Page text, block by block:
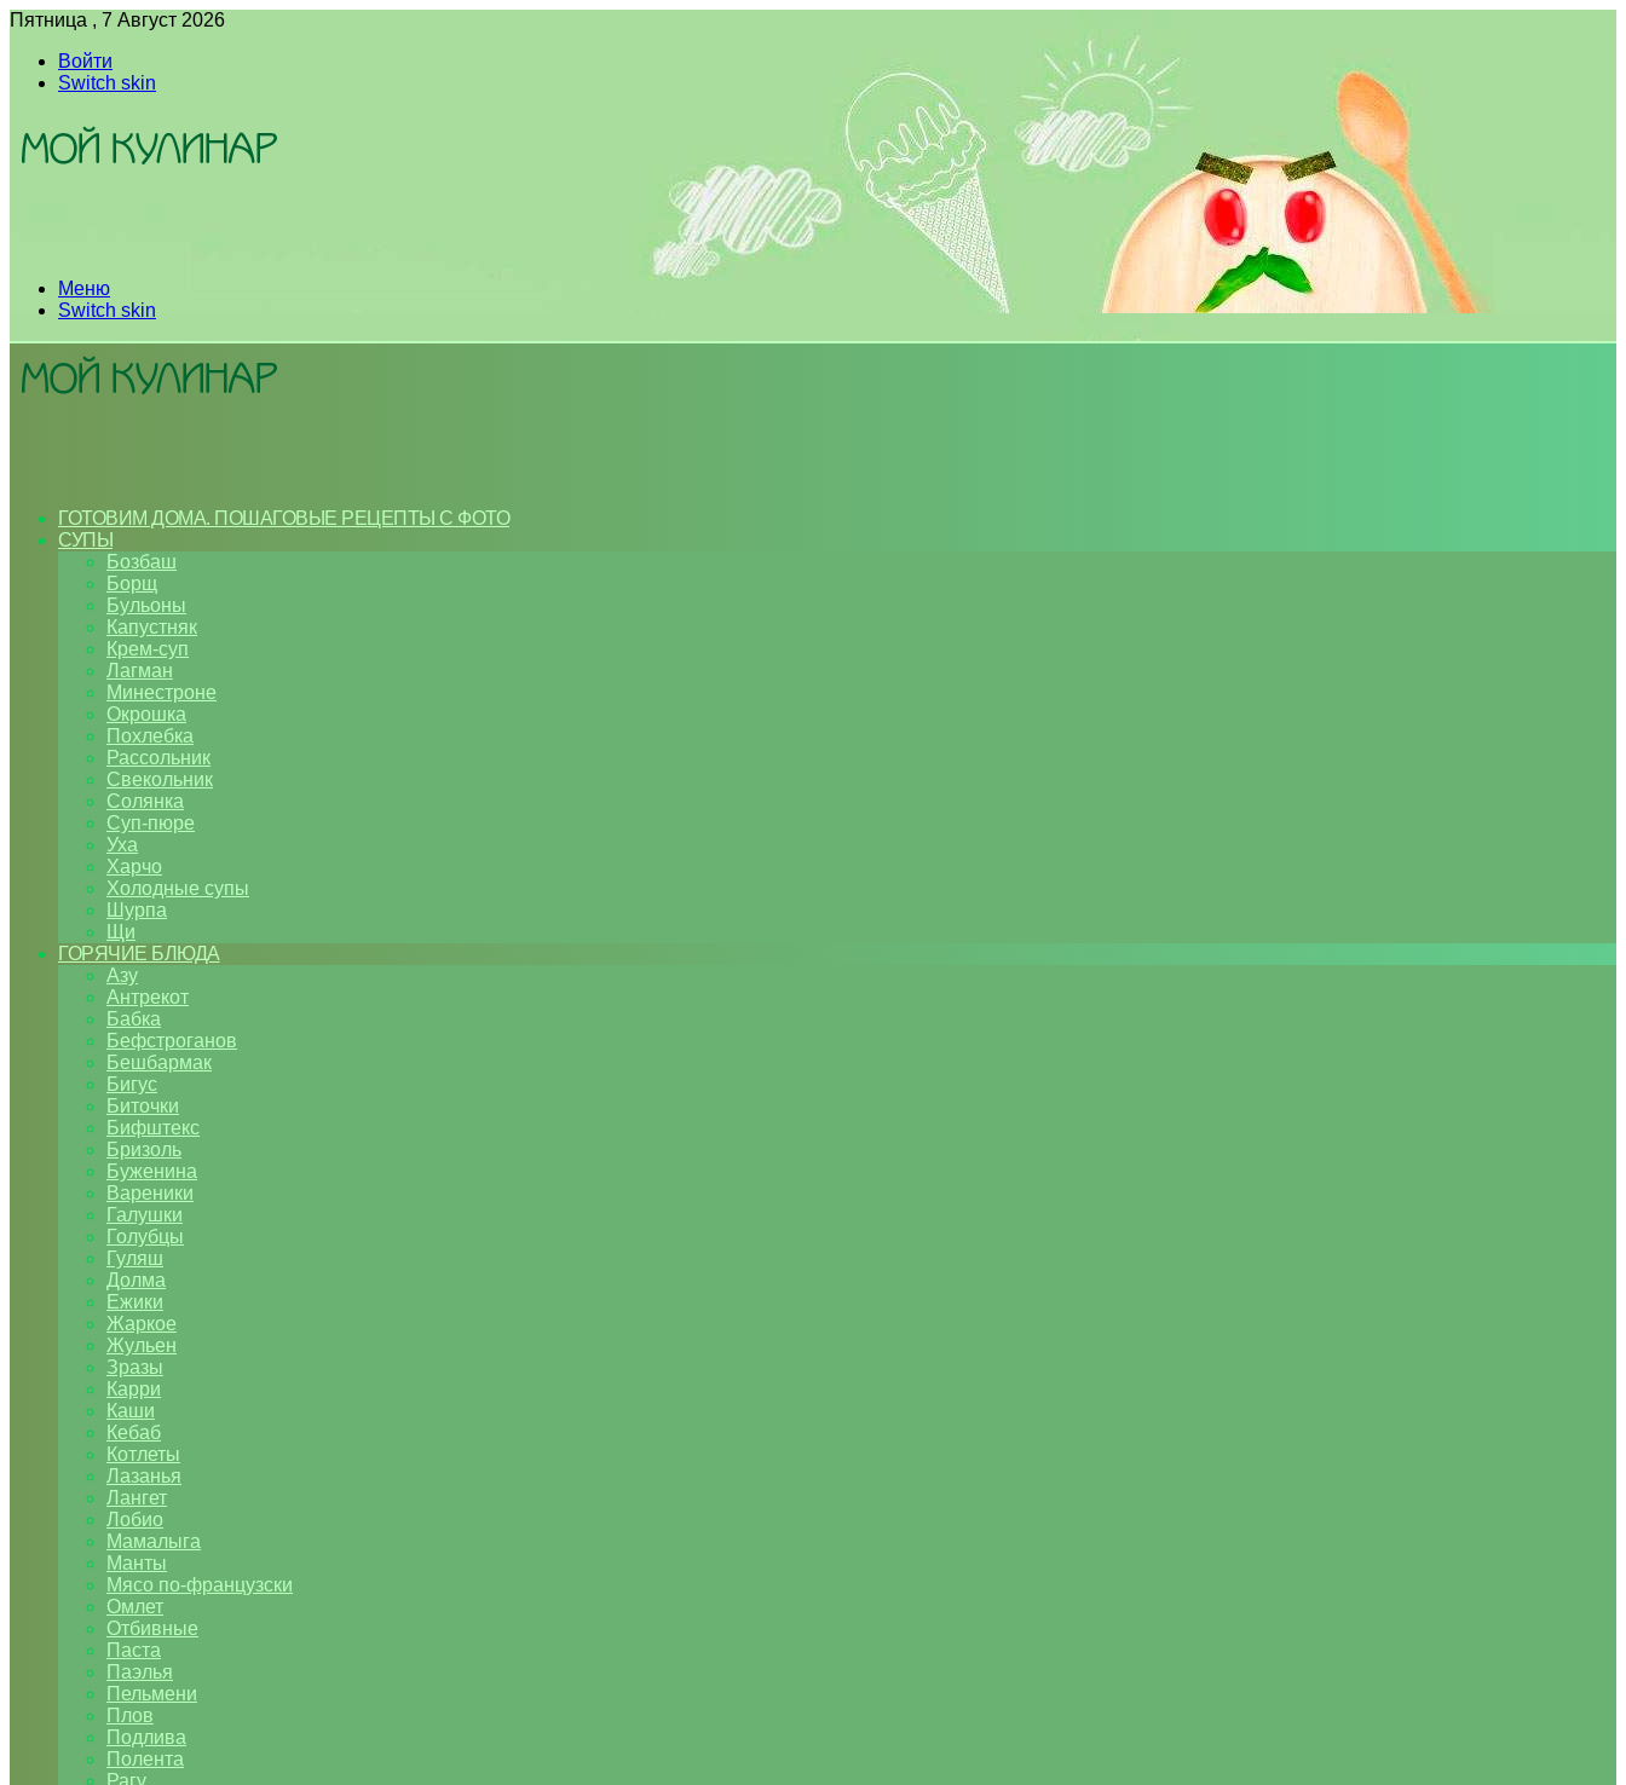
Пятница , 7 Август 2026
Войти
Switch skin
Меню
Switch skin
ГОТОВИМ ДОМА. ПОШАГОВЫЕ РЕЦЕПТЫ С ФОТО
СУПЫ
Бозбаш
Борщ
Бульоны
Капустняк
Крем-суп
Лагман
Минестроне
Окрошка
Похлебка
Рассольник
Свекольник
Солянка
Суп-пюре
Уха
Харчо
Холодные супы
Шурпа
Щи
ГОРЯЧИЕ БЛЮДА
Азу
Антрекот
Бабка
Бефстроганов
Бешбармак
Бигус
Биточки
Бифштекс
Бризоль
Буженина
Вареники
Галушки
Голубцы
Гуляш
Долма
Ежики
Жаркое
Жульен
Зразы
Карри
Каши
Кебаб
Котлеты
Лазанья
Лангет
Лобио
Мамалыга
Манты
Мясо по-французски
Омлет
Отбивные
Паста
Паэлья
Пельмени
Плов
Подлива
Полента
Рагу